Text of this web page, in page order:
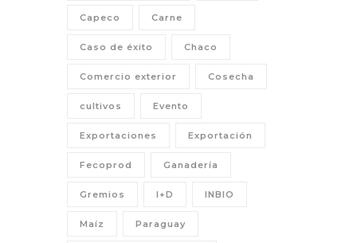
Capeco Carne
Caso de éxito Chaco
Comercio exterior Cosecha
cultivos Evento
Exportaciones Exportación
Fecoprod Ganadería
Gremios I+D INBIO
Maíz Paraguay